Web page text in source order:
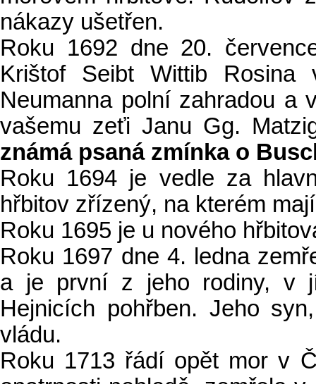
nákazy ušetřen.
Roku 1692 dne 20.
Krištof Seibt Wittib Rosina
Neumanna polní zahradou a
vašemu zeťi Janu Gg.
známá psaná zmínka o
Roku 1694 je vedle za
hřbitov zřízený, na kterém
Roku 1695 je u nového
Roku 1697 dne 4. ledna
a je první z jeho rodiny, v
Hejnicích pohřben. Jeho
vládu.
Roku 1713 řádí opět mor v